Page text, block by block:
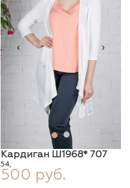
‹ ›
Кардиган Ш1968* 707
54,
500 руб.